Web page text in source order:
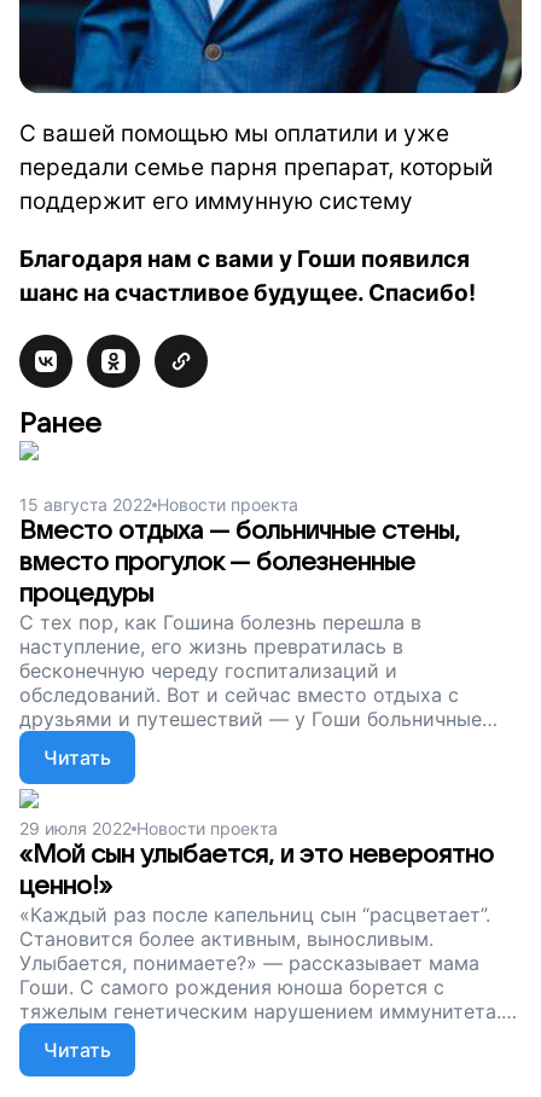
С вашей помощью мы оплатили и уже
передали семье парня препарат, который
поддержит его иммунную систему
Благодаря нам с вами у Гоши появился
шанс на счастливое будущее. Спасибо!
Ранее
15 августа 2022 Новости проекта
Вместо отдыха — больничные стены,
вместо прогулок — болезненные
процедуры
С тех пор, как Гошина болезнь перешла в
наступление, его жизнь превратилась в
бесконечную череду госпитализаций и
обследований. Вот и сейчас вместо отдыха с
друзьями и путешествий — у Гоши больничные
стены, вместо летних прогулок — болезненные
процедуры. Друзья, мы продолжаем сбор на
жизненно важные лекарства для Гоши – юноши с
тяжелым нарушением иммунитета. Сейчас ему
особенно важна наша с вами поддержка. Поможем
Гоше жить без боли!
Читать
29 июля 2022 Новости проекта
«Мой сын улыбается, и это невероятно
ценно!»
«Каждый раз после капельниц сын “расцветает”.
Становится более активным, выносливым.
Улыбается, понимаете?» — рассказывает мама
Гоши. С самого рождения юноша борется с
тяжелым генетическим нарушением иммунитета.
Чтобы жить полноценно, ему необходима
регулярная терапия иммуноглобулинами. Друзья,
сейчас мы продолжаем сбор на эти жизненно
Читать